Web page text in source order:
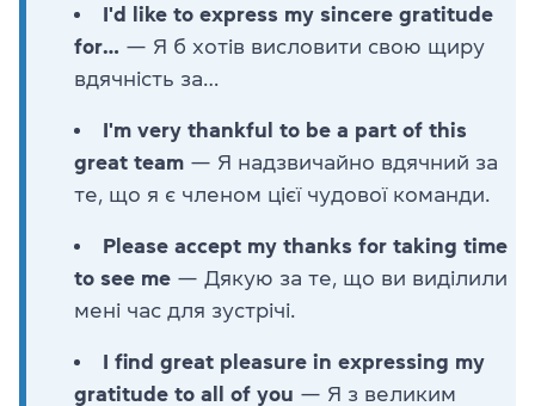
I'd like to express my sincere gratitude
for… — Я б хотів висловити свою щиру
вдячність за…
I'm very thankful to be a part of this
great team — Я надзвичайно вдячний за
те, що я є членом цієї чудової команди.
Please accept my thanks for taking time
to see me — Дякую за те, що ви виділили
мені час для зустрічі.
I find great pleasure in expressing my
gratitude to all of you — Я з великим